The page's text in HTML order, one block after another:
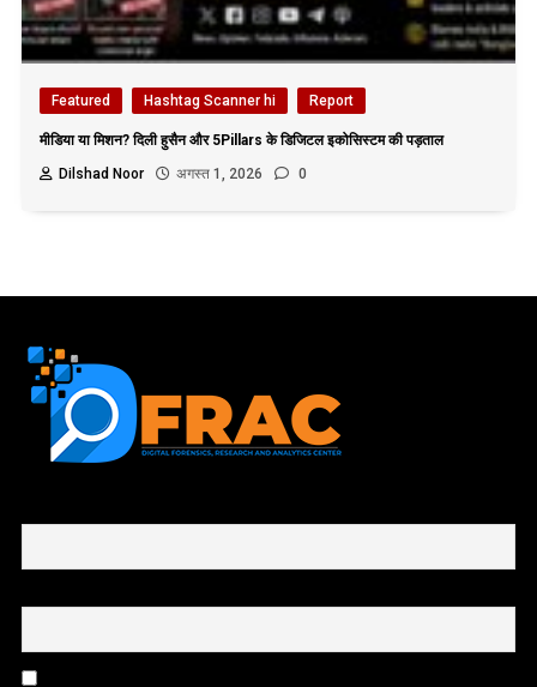
Featured Hashtag Scanner hi Report
मीडिया या मिशन? दिली हुसैन और 5Pillars के डिजिटल इकोसिस्टम की पड़ताल
Dilshad Noor
अगस्त 1, 2026 0